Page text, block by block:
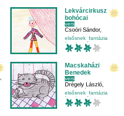
Lekvárcirkusz
bohócai
vers
Csoóri Sándor,
Csébfalvi Anna
elsősnek fantázia
fogalmazás
környezetismeret
Macskaházi
Benedek
vers
Drégely László
Halmavánszky Melinda
elsősnek fantázia
fogalmazás
mese-vers